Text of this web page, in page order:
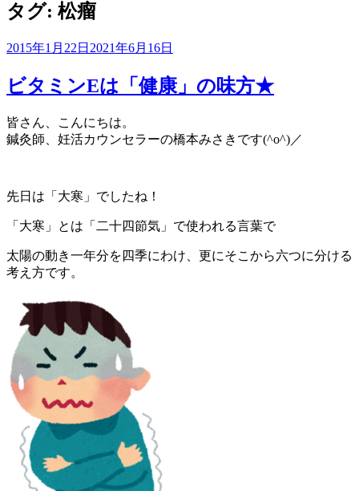
タグ: 松瘤
2015年1月22日 2021年6月16日
ビタミンEは「健康」の味方★
皆さん、こんにちは。
鍼灸師、妊活カウンセラーの橋本みさきです(^o^)／
先日は「大寒」でしたね！
「大寒」とは 「二十四節気」 で使われる言葉で
太陽の動き一年分を四季にわけ、更にそこから六つに分ける
考え方です。